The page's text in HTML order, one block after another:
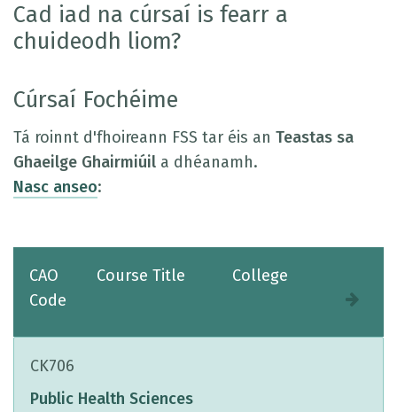
Cad iad na cúrsaí is fearr a
chuideodh liom?
Cúrsaí Fochéime
Tá roinnt d'fhoireann FSS tar éis an Teastas sa
Ghaeilge Ghairmiúil a dhéanamh.
Nasc anseo:
CAO
Code
Course Title College
CK706
Public Health Sciences